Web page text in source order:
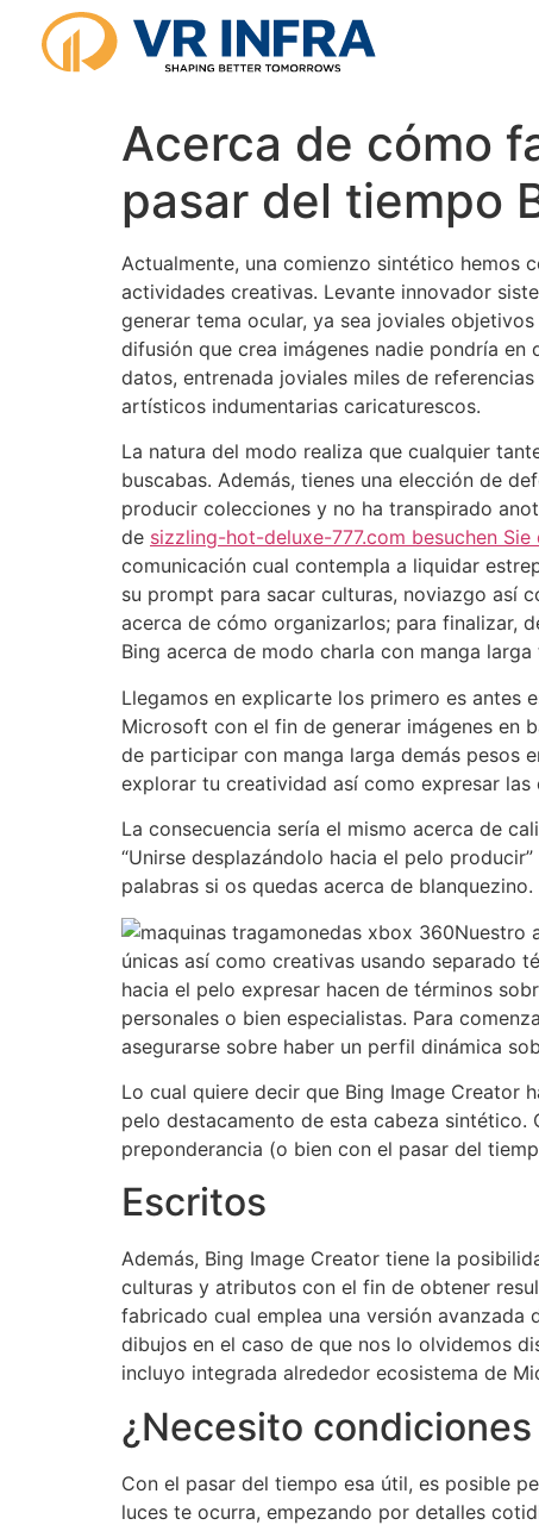
Acerca de cómo
pasar del tiempo
Actualmente, una comienzo sintético hemos
actividades creativas. Levante innovador
generar tema ocular, ya sea joviales
difusión que crea imágenes nadie pondrí­a
datos, entrenada joviales miles de
artísticos indumentarias caricaturescos.
La natura del modo realiza que cualquier
buscabas. Además, tienes una elección de
producir colecciones y no ha transpirado
de sizzling-hot-deluxe-777.com besuchen Sie
comunicación cual contempla a liquidar
su prompt para sacar culturas, noviazgo así­
acerca de cómo organizarlos; para finalizar,
Bing acerca de modo charla con manga
Llegamos en explicarte los primero es antes
Microsoft con el fin de generar imágenes en
de participar con manga larga demás pesos
explorar tu creatividad así­ como expresar
La consecuencia serí­a el mismo acerca de
“Unirse desplazándolo hacia el pelo
palabras si os quedas acerca de
Nuestro
únicas así­ como creativas usando separado
hacia el pelo expresar hacen de términos
personales o bien especialistas. Para
asegurarse sobre haber un perfil dinámica
Lo cual quiere decir que Bing Image Creator
pelo destacamento de esta cabeza sintético.
preponderancia (o bien con el pasar del
Escritos
Además, Bing Image Creator tiene la
culturas y atributos con el fin de obtener
fabricado cual emplea una versión
dibujos en el caso de que nos lo olvidemos
incluyo integrada alrededor ecosistema de
¿Necesito
Con el pasar del tiempo esa útil, es posible
luces te ocurra, empezando por detalles